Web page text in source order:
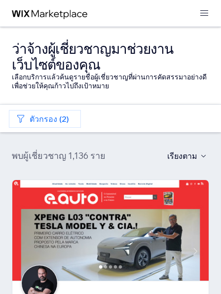
ว่าจ้างผู้เชี่ยวชาญมาช่วยงาน
เว็บไซต์ของคุณ
เลือกบริการแล้วค้นดูรายชื่อผู้เชี่ยวชาญที่ผ่านการคัดสรรมาอย่างดี
เพื่อช่วยให้คุณก้าวไปถึงเป้าหมาย
ตัวกรอง (2)
พบผู้เชี่ยวชาญ 1,136 ราย เรียงตาม